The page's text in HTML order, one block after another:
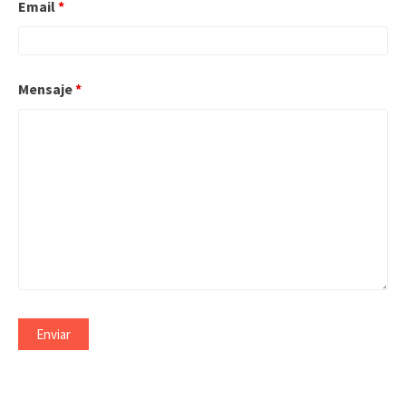
Email*
Mensaje*